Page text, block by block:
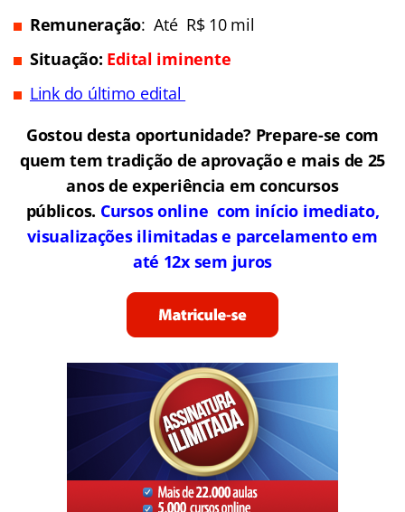
Remuneração: Até R$ 10 mil
Situação: Edital iminente
Link do último edital
Gostou desta oportunidade? Prepare-se com
quem tem tradição de aprovação e mais de 25
anos de experiência em concursos
públicos. Cursos online com início imediato,
visualizações ilimitadas e parcelamento em
até 12x sem juros